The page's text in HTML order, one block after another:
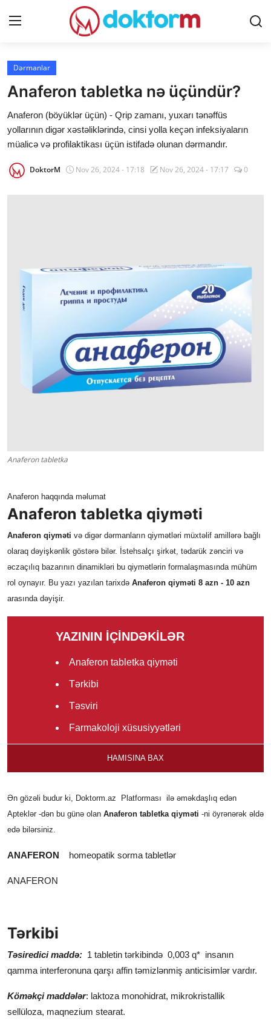
Giriş
Ana səhifə
Dərmanlar
Əlaqə
Klinikalar
Həkimlər
AZ
Dərmanlar
Anaferon tabletka nə üçündür?
Anaferon (böyüklər üçün) - Qrip zamanı, yuxarı tənəffüs
yollarının digər xəstəliklərində, cinsi yolla keçən infeksiyaların
müalicə və profilaktikası üçün istifadə olunan dərmandır.
DoktorM Nov 26, 2024 - 17:18 Nov 26, 2024 - 17:17 0
Anaferon tabletka
Anaferon haqqında məlumat
Anaferon tabletka qiyməti
Anaferon qiyməti və digər dərmanların qiymətləri müxtəlif amillərə bağlı
olaraq dəyişkənlik göstərə bilər. İstehsalçı şirkət, tədarük zənciri və
əczaçılıq bazarının dinamikləri bu qiymətlərin formalaşmasında mühüm
rol oynayır. Bu yazı yazılan tarixdə Anaferon qiyməti 8 azn - 10 azn
arasında dəyişir.
YAZININ İÇİNDƏKİLƏR
Anaferon tabletka qiyməti
Tərkibi
Təsviri
Farmakoloji xüsusiyyətləri
Əks göstərişlər
Xüsusi göstərişlər və ehtiyat
tədbirləri
qarşılıqlı təsiri
potensial təhlükəli mexanizmləri
idarəetmə qabiliyyətinə təsiri
İstifadə qaydası və dozası
Əlavə təsirləri
Doza həddinin aşılması
HAMISINA BAX
Ən gözəli budur ki, Doktorm.az Platforması ilə əməkdaşlıq edən
Apteklər -dən bu günə olan Anaferon tabletka qiyməti -ni öyrənərək əldə
edə bilərsiniz.
ANAFERON homeopatik sorma tabletlər
ANAFERON
Tərkibi
Təsiredici maddə: 1 tabletin tərkibində 0,003 q* insanın
qamma interferonuna qarşı affin təmizlənmiş anticisimlər vardır.
Köməkçi maddələr: laktoza monohidrat, mikrokristallik
sellüloza, maqnezium stearat.